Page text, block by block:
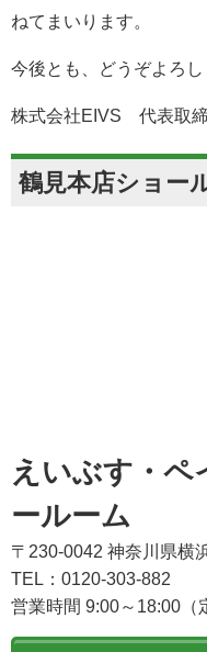
ねてまいります。
今後とも、どうぞよろし
株式会社EIVS 代表取
鶴見本店ショー
えいぶす・ペ
ールーム
〒230-0042 神奈川県横
TEL：0120-303-882
営業時間 9:00～18:00（